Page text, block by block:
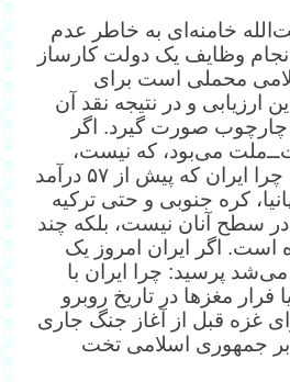
خامنه‌ای به خاطر عدم
وظایف یک دولت کارساز
محملی است برای
ارزیابی و در نتیجه نقد آن
صورت گیرد. اگر
می‌بود، که نیست،‌
می‌شد انتقاد کرد که چرا ایران که پیش از ۵۷ درآمد
کره‌ جنوبی و حتی ترکیه
در سطح آنان نیست، بلکه چند
است. اگر ایران امروز یک
پرسید: چرا ایران با
مغزها در تاریخ روبرو
غزه قبل از آغاز جنگ جاری
جمهوری اسلامی تخت